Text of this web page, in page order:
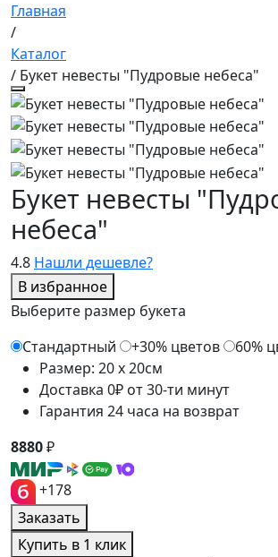
Главная
/
Каталог
/ Букет невесты "Пудровые небеса"
4.8 Нашли дешевле?
В избранное
Букет невесты
небеса"
Выберите размер букета
Стандартный
+30% цветов
60%
Размер: 20 x 20см
Доставка 0₽ от 30-ти минут
Гарантия 24 часа на возврат
8880₽
+178
Заказать
Купить в 1 клик